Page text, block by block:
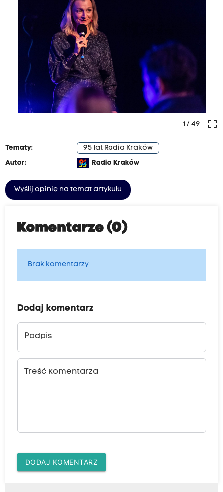
crop_free
1 / 49
Tematy:
95 lat Radia Kraków
Autor:
Radio Kraków
Wyślij opinię na temat artykułu
Komentarze (0)
Brak komentarzy
Dodaj komentarz
Podpis
Treść komentarza
DODAJ KOMENTARZ